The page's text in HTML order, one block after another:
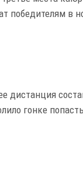
победителям в
дистанция
гонке